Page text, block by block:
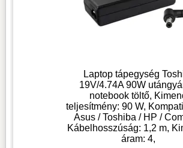
Laptop tápegység
19V/4.74A 90W
notebook töltő,
teljesítmény: 90 W,
Asus / Toshiba / HP /
Kábelhosszúság: 1,2 m,
áram: 4,